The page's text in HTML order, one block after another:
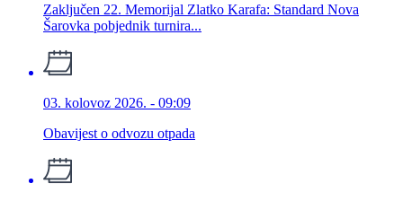
Zaključen 22. Memorijal Zlatko Karafa: Standard Nova
Šarovka pobjednik turnira...
03. kolovoz 2026. - 09:09
Obavijest o odvozu otpada